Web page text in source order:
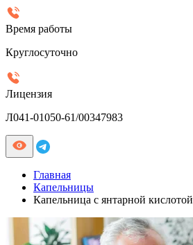
Время работы
Круглосуточно
Лицензия
Л041-01050-61/00347983
Главная
Капельницы
Капельница с янтарной кислотой